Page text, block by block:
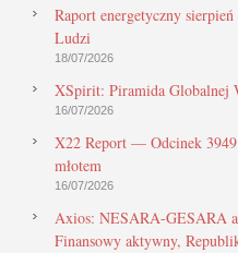
Raport energetyczny
Ludzi
18/07/2026
XSpirit: Piramida Globalnej
16/07/2026
X22 Report — Odcinek
młotem
16/07/2026
Axios: NESARA-GESARA
Finansowy aktywny,